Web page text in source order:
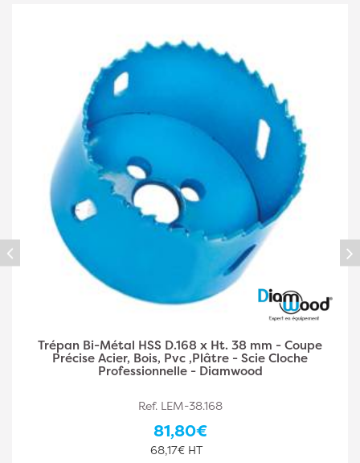
Trépan Bi-Métal HSS D.168 x Ht. 38 mm - Coupe
Précise Acier, Bois, Pvc ,Plâtre - Scie Cloche
Professionnelle - Diamwood
Ref. LEM-38.168
81,80€
68,17€ HT